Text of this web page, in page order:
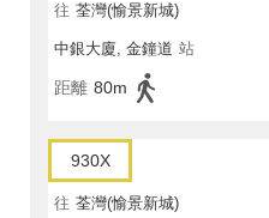
往 荃灣(愉景新城)
中銀大廈, 金鐘道 站
距離 80m
930X
往 荃灣(愉景新城)